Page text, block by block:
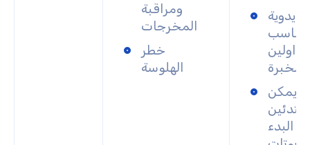
ومراقبة
المخرجات
خطر
الهلوسة
يدوية
تناسب
الخبرة
يمكن
البدء